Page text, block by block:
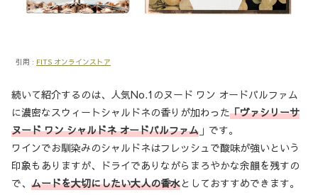
引用 : FITS オンラインストア
続いて紹介するのは、人気No.1のヌード ワン オードパルファム
に濃密なスウィートシャルドネの香りが加わった「ヴァシリーサ
ヌード ワン シャルドネ オードパルファム 」です。
ワインでお馴染みのシャルドネはフレッシュで酸味が強いという
印象もありますが、ドライでありながらまろやかな余韻を残すの
で、 ムードを大切にしたい大人の香水としておすすめできます。